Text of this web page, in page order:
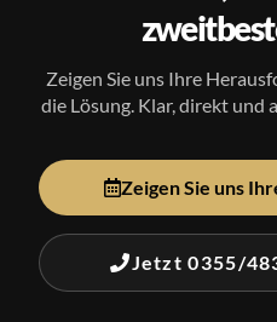
Zeigen Sie uns Ihre
die Lösung. Klar, direkt und
Zeigen Sie uns
Jetzt 0355/